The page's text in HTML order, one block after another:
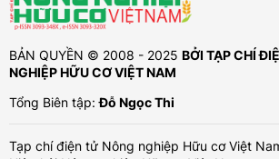
BẢN QUYỀN © 2008 - 2025 BỞI TẠP CHÍ
NGHIỆP HỮU CƠ VIỆT NAM
Tổng Biên tập:Đỗ Ngọc Thi
Tạp chí điện tử Nông nghiệp Hữu cơ Việt